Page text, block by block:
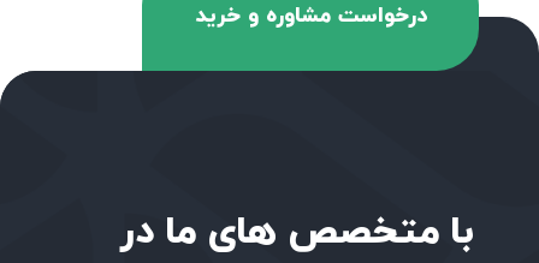
درخواست مشاوره و خرید
با متخصص های ما در